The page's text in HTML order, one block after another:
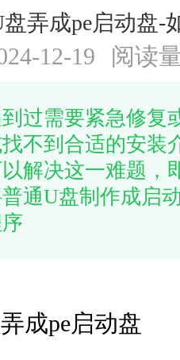
弄成pe启动盘-
12-19 阅读
过需要紧急修复
不到合适的安装
解决这一难题，
通U盘制作成启
成pe启动盘